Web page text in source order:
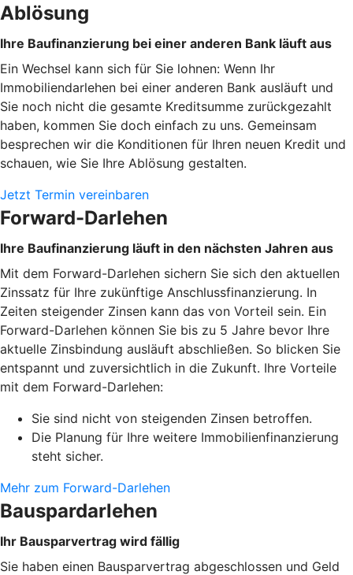
Ablösung
Ihre Baufinanzierung bei einer anderen Bank läuft aus
Ein Wechsel kann sich für Sie lohnen: Wenn Ihr
Immobiliendarlehen bei einer anderen Bank ausläuft und
Sie noch nicht die gesamte Kreditsumme zurückgezahlt
haben, kommen Sie doch einfach zu uns. Gemeinsam
besprechen wir die Konditionen für Ihren neuen Kredit und
schauen, wie Sie Ihre Ablösung gestalten.
Jetzt Termin vereinbaren
Forward-Darlehen
Ihre Baufinanzierung läuft in den nächsten Jahren aus
Mit dem Forward-Darlehen sichern Sie sich den aktuellen
Zinssatz für Ihre zukünftige Anschlussfinanzierung. In
Zeiten steigender Zinsen kann das von Vorteil sein. Ein
Forward-Darlehen können Sie bis zu 5 Jahre bevor Ihre
aktuelle Zinsbindung ausläuft abschließen. So blicken Sie
entspannt und zuversichtlich in die Zukunft. Ihre Vorteile
mit dem Forward-Darlehen:
Sie sind nicht von steigenden Zinsen betroffen.
Die Planung für Ihre weitere Immobilienfinanzierung
steht sicher.
Mehr zum Forward-Darlehen
Bauspardarlehen
Ihr Bausparvertrag wird fällig
Sie haben einen Bausparvertrag abgeschlossen und Geld